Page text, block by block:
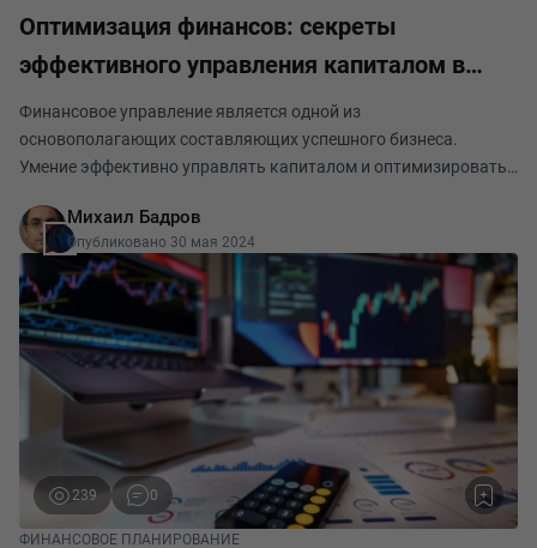
Оптимизация финансов: секреты
эффективного управления капиталом в
бизнесе
Финансовое управление является одной из
основополагающих составляющих успешного бизнеса.
Умение эффективно управлять капиталом и оптимизировать
расти и процветать. В этой статье будет рассмотрен финансов
Михаил Бадров
Опубликовано 30 мая 2024
239 0
ФИНАНСОВОЕ ПЛАНИРОВАНИЕ